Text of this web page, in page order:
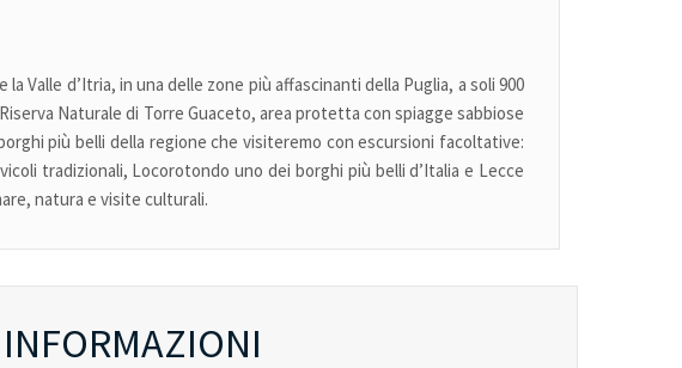
Valle d’Itria, in una delle zone più affascinanti della Puglia, a soli 900
Naturale di Torre Guaceto, area protetta con spiagge sabbiose
più belli della regione che visiteremo con escursioni facoltative:
tradizionali, Locorotondo uno dei borghi più belli d’Italia e Lecce
natura e visite culturali.